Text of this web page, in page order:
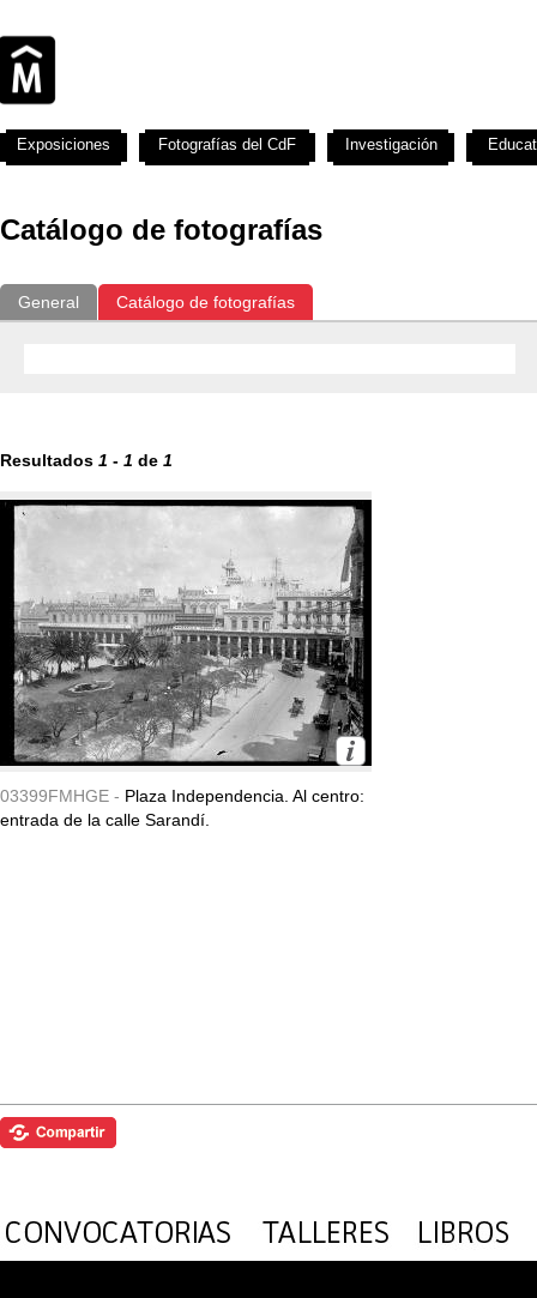
Catálogo de fotografías
General Catálogo de fotografías
Resultados 1 - 1 de 1
03399FMHGE - Plaza Independencia. Al centro:
entrada de la calle Sarandí.
Exposiciones Fotografías del CdF Investigación